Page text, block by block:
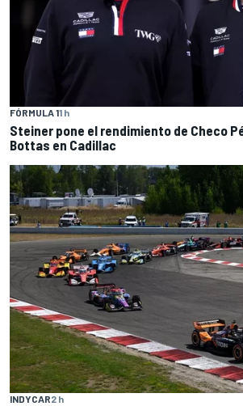
FÓRMULA 11 h
Steiner pone el rendimiento de Checo
Bottas en Cadillac
INDYCAR2 h